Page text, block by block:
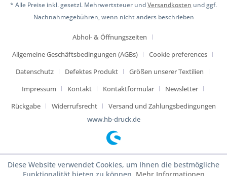
* Alle Preise inkl. gesetzl. Mehrwertsteuer undVersandkosten und ggf.
Nachnahmegebühren, wenn nicht anders beschrieben
Abhol- & Öffnungszeiten
Allgemeine Geschäftsbedingungen (AGBs)
Cookie preferences
Datenschutz
Defektes Produkt
Größen unserer Textilien
Impressum
Kontakt Kontaktformular
Newsletter
Rückgabe
Widerrufsrecht
Versand und Zahlungsbedingungen
www.hb-druck.de
Diese Website verwendet Cookies, um Ihnen die bestmögliche